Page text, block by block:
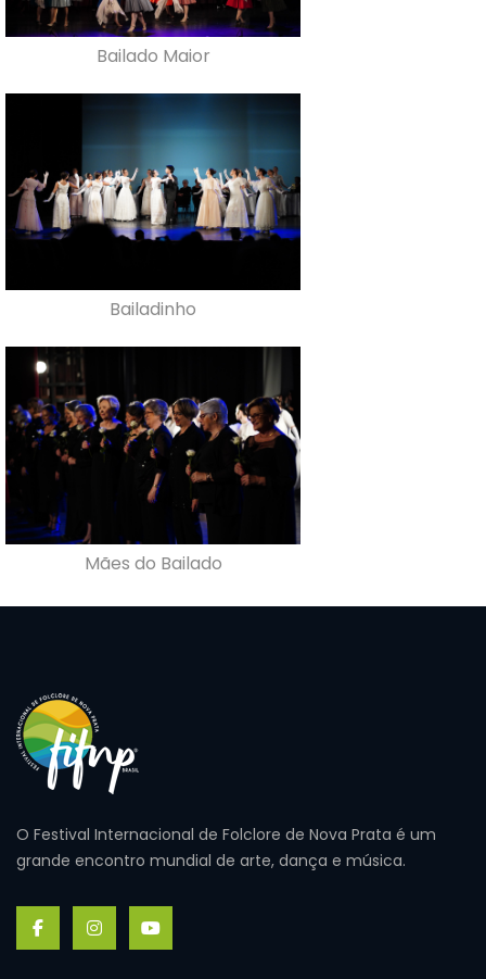
Bailado Maior
Bailadinho
Mães do Bailado
O Festival Internacional de Folclore de Nova Prata é um
grande encontro mundial de arte, dança e música.